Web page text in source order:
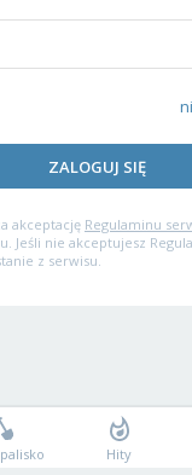
ZALOGUJ SIĘ
akceptację Regulaminu
Jeśli nie akceptujesz
z serwisu.
Hity